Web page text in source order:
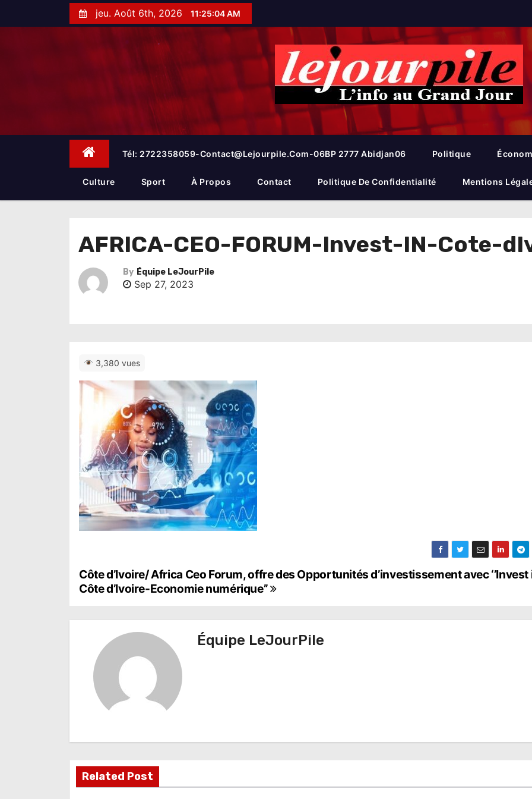
t
jeu. Août 6th, 2026 11:25:04 AM
Tél: 2722358059-Contact@lejourpile.com-06BP 2777 Abidjan06 Politique
Culture Sport À Propos Contact Politique De Confidentialité Mentions
AFRICA-CEO-FORUM-Invest-IN-Cote-
By Équipe LeJourPile
Sep 27, 2023
3,380 vues
N
a
v
i
n
Côte d’Ivoire/ Africa Ceo Forum, offre des Opportunités d’investissement avec ‘’Invest
Côte d’Ivoire-Economie numérique’’
Équipe LeJourPile
Related Post